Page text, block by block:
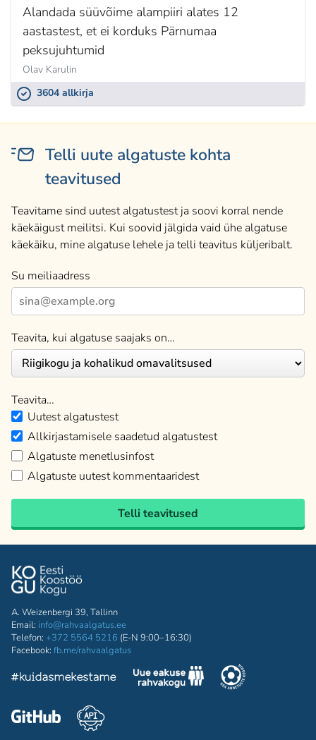
Alandada süüvõime alampiiri alates 12
aastastest, et ei korduks Pärnumaa
peksujuhtumid
Olav Karulin
3604 allkirja
Telli uute algatuste kohta
teavitused
Teavitame sind uutest algatustest ja soovi korral nende
käekäigust meilitsi. Kui soovid jälgida vaid ühe algatuse
käekäiku, mine algatuse lehele ja telli teavitus küljeribalt.
Su meiliaadress
Teavita, kui algatuse saajaks on…
Teavita…
Uutest algatustest
Allkirjastamisele saadetud algatustest
Algatuste menetlusinfost
Algatuste uutest kommentaaridest
Telli teavitused
A. Weizenbergi 39, Tallinn
Email: info@rahvaalgatus.ee
Telefon: +372 5564 5216 (E-N 9:00–16:30)
Facebook: fb.me/rahvaalgatus